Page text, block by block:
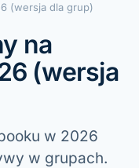
(wersja dla grup)
na
(wersja
w 2026
w grupach.